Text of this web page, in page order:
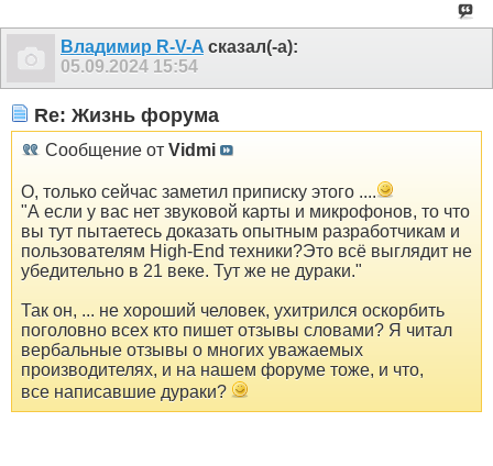
Владимир R-V-A сказал(-а):
05.09.2024 15:54
Re: Жизнь форума
Сообщение от Vidmi
О, только сейчас заметил приписку этого ....
"А если у вас нет звуковой карты и микрофонов, то что
вы тут пытаетесь доказать опытным разработчикам и
пользователям High-End техники?Это всё выглядит не
убедительно в 21 веке. Тут же не дураки."
Так он, ... не хороший человек, ухитрился оскорбить
поголовно всех кто пишет отзывы словами? Я читал
вербальные отзывы о многих уважаемых
производителях, и на нашем форуме тоже, и что,
все написавшие дураки?